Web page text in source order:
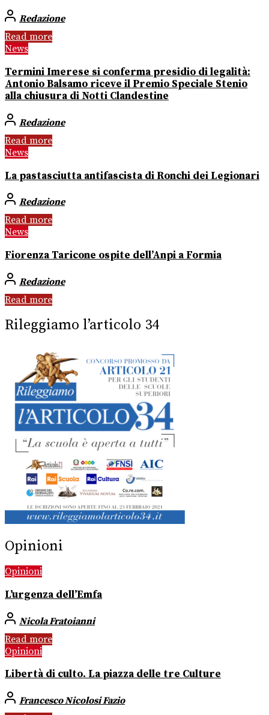
Redazione
Read more
News
Termini Imerese si conferma presidio di legalità:
Antonio Balsamo riceve il Premio Speciale Stenio
alla chiusura di Notti Clandestine
Redazione
Read more
News
La pastasciutta antifascista di Ronchi dei Legionari
Redazione
Read more
News
Fiorenza Taricone ospite dell’Anpi a Formia
Redazione
Read more
Rileggiamo l’articolo 34
Opinioni
Opinioni
L’urgenza dell’Emfa
Nicola Fratoianni
Read more
Opinioni
Libertà di culto. La piazza delle tre Culture
Francesco Nicolosi Fazio